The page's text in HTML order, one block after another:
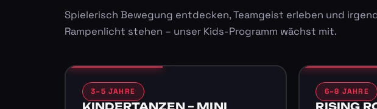
Spielerisch Bewegung entdecken, Teamgeist erleben und
Rampenlicht stehen – unser Kids-Programm wächst mit.
3–5 JAHRE
KINDERTANZEN – MINI
6–8 JAHRE
RISING